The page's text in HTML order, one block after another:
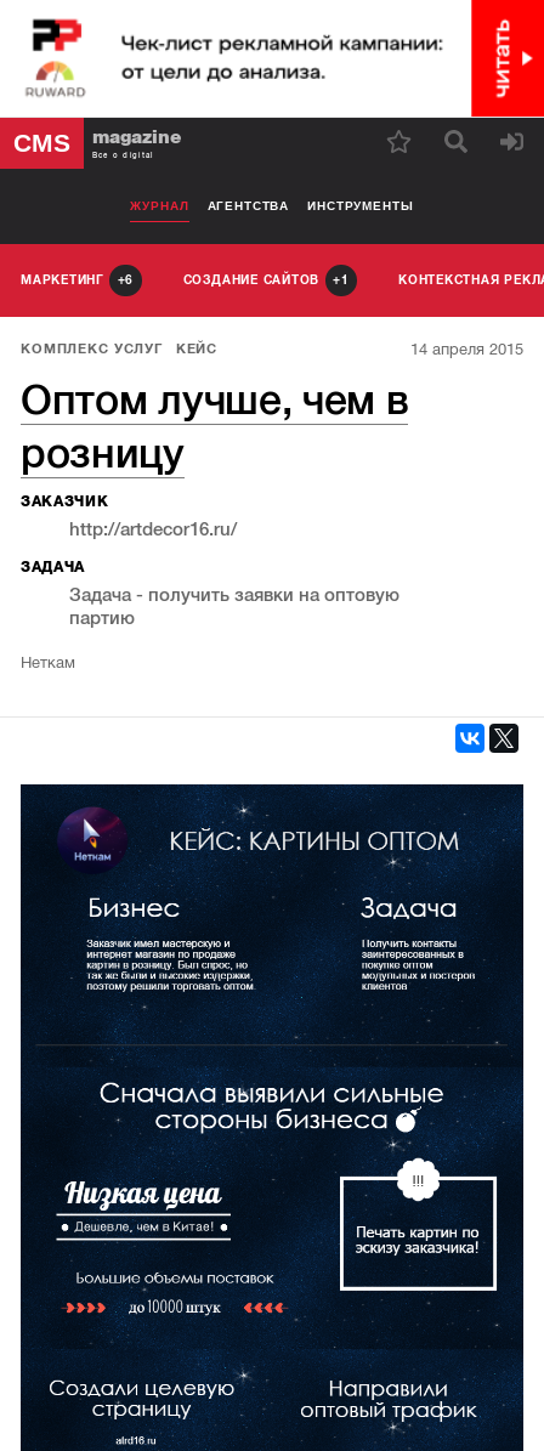
CMS magazine
Все о digital
ЖУРНАЛ АГЕНТСТВА ИНСТРУМЕНТЫ
МАРКЕТИНГ 6 СОЗДАНИЕ САЙТОВ 1 КОНТЕКСТНАЯ
КОМПЛЕКС УСЛУГ КЕЙС 14 апреля 2015
Оптом лучше, чем в
розницу
ЗАКАЗЧИК
http://artdecor16.ru/
ЗАДАЧА
Задача - получить заявки на оптовую
партию
Неткам